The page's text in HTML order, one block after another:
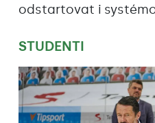
odstartovat i
STUDENTI